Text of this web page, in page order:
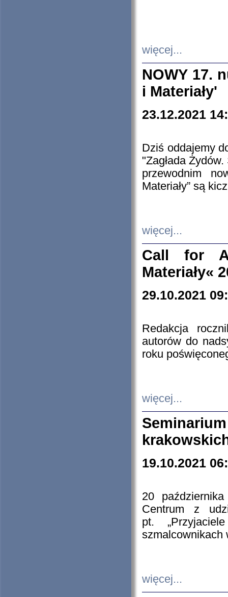
więcej...
NOWY 17.
i Materiały'
23.12.2021
Dziś oddajemy
"Zagłada
przewodnim
Materiały” są
więcej...
Call for
Materiały«
29.10.2021
Redakcja
autorów do
roku
więcej...
19.10.2021
20
Centrum z
pt.
szmalcownikach
więcej...